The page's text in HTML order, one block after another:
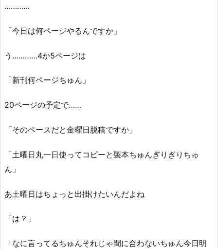
…………
「今日は何ページやるんですか」
う…………4か5ページは
「新刊何ページちゅん」
20ページの予定で……
「そのペースだと金曜日脱稿ですか」
「土曜日丸一日使ってコピーと製本ちゅんぎりぎりちゅ
ん」
あ土曜日はちょっと出掛けたいんだよね
「は？」
「なに言ってるちゅんそれじゃ間に合わないちゅん今日明